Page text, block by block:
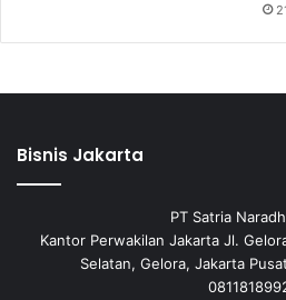
Bisnis Jakarta
PT Satria
Kantor Perwakilan Jakarta Jl.
Selatan, Gelora, Jakarta